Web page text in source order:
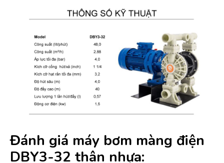
Đánh giá máy bơm màng điện
DBY3-32 thân nhựa: